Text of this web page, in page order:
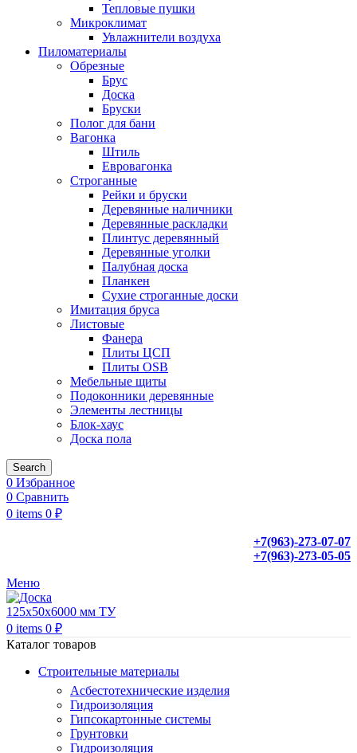
Тепловые пушки
Микроклимат
Увлажнители воздуха
Пиломатериалы
Обрезные
Брус
Доска
Бруски
Полог для бани
Вагонка
Штиль
Евровагонка
Строганные
Рейки и бруски
Деревянные наличники
Деревянные раскладки
Плинтус деревянный
Деревянные уголки
Палубная доска
Планкен
Сухие строганные доски
Имитация бруса
Листовые
Фанера
Плиты ЦСП
Плиты OSB
Мебельные щиты
Подоконники деревянные
Элементы лестницы
Блок-хаус
Доска пола
Search
0 Избранное
0 Сравнить
0 items 0 ₽
+7(963)-273-07-07
+7(963)-273-05-05
Меню
0 items 0 ₽
Каталог товаров
Строительные материалы
Асбестотехнические изделия
Гидроизоляция
Гипсокартонные системы
Грунтовки
Гидроизоляция